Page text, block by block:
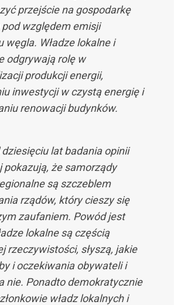
przejście na gospodarkę
względem emisji
węgla. Władze lokalne i
odgrywają rolę w
produkcji energii,
inwestycji w czystą energię i
renowacji budynków.
dziesięciu lat badania opinii
pokazują, że samorządy
są szczeblem
rządów, który cieszy się
zaufaniem. Powód jest
lokalne są częścią
rzeczywistości, słyszą, jakie
i oczekiwania obywateli i
nie. Ponadto demokratycznie
władz lokalnych i